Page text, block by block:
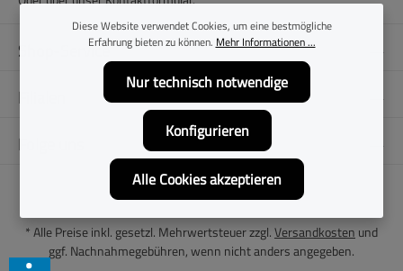
Shop-Service
Filialen
Folge uns
* Alle Preise inkl. gesetzl. Mehrwertsteuer zzgl.Versandkosten und
ggf. Nachnahmegebühren, wenn nicht anders angegeben.
Diese Website verwendet Cookies, um eine bestmögliche
Erfahrung bieten zu können. Mehr Informationen ...
Nur technisch notwendige
Konfigurieren
Alle Cookies akzeptieren